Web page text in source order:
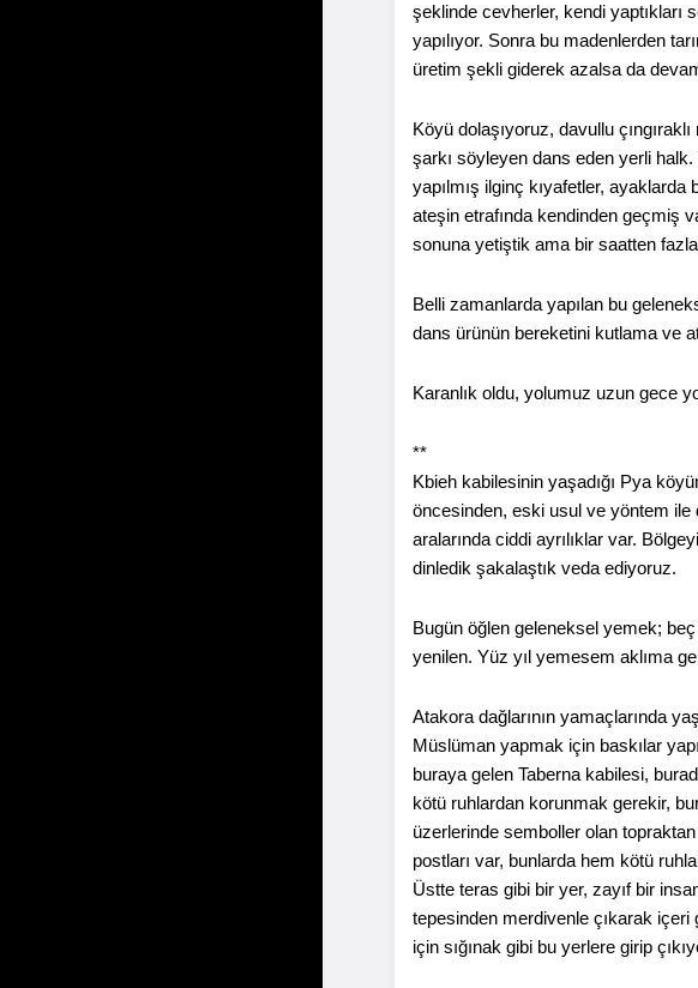
şeklinde cevherler, kendi yaptıkları
yapılıyor. Sonra bu madenlerden
üretim şekli giderek azalsa da
Köyü dolaşıyoruz, davullu
şarkı söyleyen dans eden yerli halk.
yapılmış ilginç kıyafetler, ayaklarda
ateşin etrafında kendinden geçmiş
sonuna yetiştik ama bir saatten
Belli zamanlarda yapılan bu
dans ürünün bereketini kutlama ve
Karanlık oldu, yolumuz uzun gece
**
Kbieh kabilesinin yaşadığı Pya
öncesinden, eski usul ve yöntem ile
aralarında ciddi ayrılıklar var.
dinledik şakalaştık veda ediyoruz.
Bugün öğlen geleneksel yemek;
yenilen. Yüz yıl yemesem aklıma
Atakora dağlarının yamaçlarında
Müslüman yapmak için baskılar
buraya gelen Taberna kabilesi,
kötü ruhlardan korunmak gerekir,
üzerlerinde semboller olan
postları var, bunlarda hem kötü
Üstte teras gibi bir yer, zayıf bir
tepesinden merdivenle çıkarak
için sığınak gibi bu yerlere girip